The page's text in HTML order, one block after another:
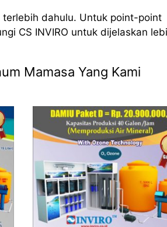
dahulu. Untuk point-point
CS INVIRO untuk dijelaskan
Mamasa Yang Kami